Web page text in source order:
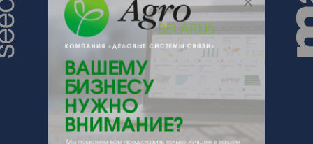
кнопки "Заказать" и мы подберем для
Вас подходящую компанию
поставщика.